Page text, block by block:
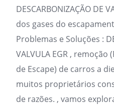
DESCARBONIZAÇÃO DE
dos gases do
Problemas e Soluções :
VALVULA EGR , remoção
de Escape) de carros a
muitos proprietários
de razões. , vamos